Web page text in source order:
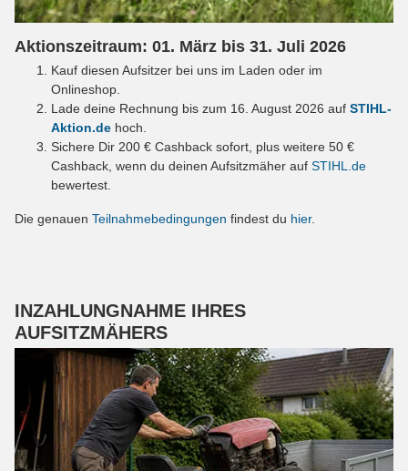
Aktionszeitraum: 01. März bis 31. Juli 2026
Kauf diesen Aufsitzer bei uns im Laden oder im
Onlineshop.
Lade deine Rechnung bis zum 16. August 2026 auf STIHL-
Aktion.de hoch.
Sichere Dir 200 € Cashback sofort, plus weitere 50 €
Cashback, wenn du deinen Aufsitzmäher auf STIHL.de
bewertest.
Die genauen Teilnahmebedingungen findest du hier.
INZAHLUNGNAHME IHRES
AUFSITZMÄHERS